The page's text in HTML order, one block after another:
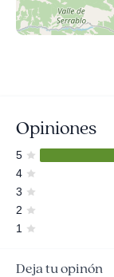
Opiniones
5
4
3
2
1
Deja tu opinón